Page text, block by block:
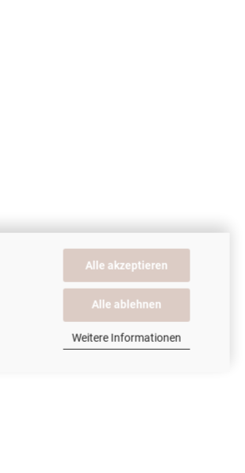
Alle akzeptieren
Alle ablehnen
Weitere Informationen